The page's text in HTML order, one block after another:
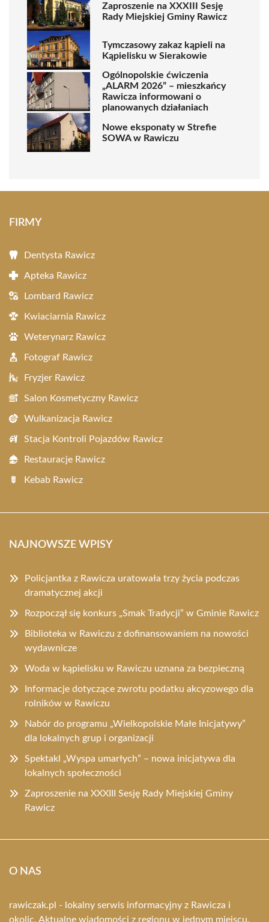
Zaproszenie na XXXIII Sesję
Rady Miejskiej Gminy Rawicz
Tymczasowy zakaz kąpieli na
Kąpielisku w Sierakowie
Ogólnopolskie ćwiczenia
„ALARM 2026” – mieszkańcy
Rawicza informowani o
planowanych działaniach
Nowe eksponaty w Strefie
SOWA w Rawiczu
FIRMY
Dentysta Rawicz
Apteka Rawicz
Lombard Rawicz
Kwiaciarnia Rawicz
Weterynarz Rawicz
Fotograf Rawicz
Fryzjer Rawicz
Salon Kosmetyczny Rawicz
Wulkanizacja Rawicz
Stacja Kontroli Pojazdów Rawicz
Restauracje Rawicz
Kebab Rawicz
NAJNOWSZE WPISY
Policjantka z Rawicza uratowała trzy życia podczas
dramatycznej akcji
Rozpoczął się konkurs „Smak Tradycji” w Gminie Rawicz
Biblioteka w Rawiczu z dofinansowaniem na nowości
wydawnicze
Woda w kąpielisku w Rawiczu uznana za bezpieczną
Informacje dotyczące zwrotu podatku akcyzowego dla
rolników w Rawiczu
Nabór do programu „Wielkopolskie Małe Inicjatywy”
dla lokalnych grup i organizacji
Spektakl „Wyspa umarłych” – nowa inicjatywa dla
lokalnych społeczności
Zaproszenie na XXXIII Sesję Rady Miejskiej Gminy
Rawicz
O NAS
rawiczak.pl - lokalny serwis informacyjny z Rawicza i
okolic. Aktualne wiadomości z regionu w jednym miejscu.